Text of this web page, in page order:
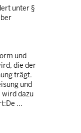
unter §
und
die der
trägt.
und
dazu
...